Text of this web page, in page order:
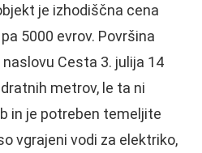
je izhodiščna cena
5000 evrov. Površina
Cesta 3. julija 14
metrov, le ta ni
in je potreben temeljite
vgrajeni vodi za elektriko,